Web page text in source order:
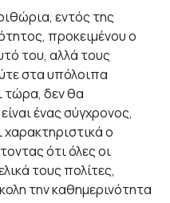
εντός της
προκειμένου ο
του, αλλά τους
στα υπόλοιπα
τώρα, δεν θα
ένας σύγχρονος,
ο
ότι όλες οι
τους πολίτες,
την καθημερινότητα